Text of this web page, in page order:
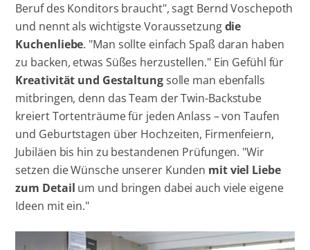
Beruf des Konditors braucht", sagt Bernd Voschepoth
und nennt als wichtigste Voraussetzungdie
Kuchenliebe. "Man sollte einfach Spaß daran haben
zu backen, etwas Süßes herzustellen." Ein Gefühl für
Kreativität und Gestaltungsolle man ebenfalls
mitbringen, denn das Team der Twin-Backstube
kreiert Tortenträume für jeden Anlass – von Taufen
und Geburtstagen über Hochzeiten, Firmenfeiern,
Jubiläen bis hin zu bestandenen Prüfungen. "Wir
setzen die Wünsche unserer Kunden mit viel Liebe
zum Detail um und bringen dabei auch viele eigene
Ideen mit ein."